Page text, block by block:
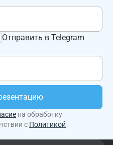
Отправить в Telegram
на обработку
с Политикой